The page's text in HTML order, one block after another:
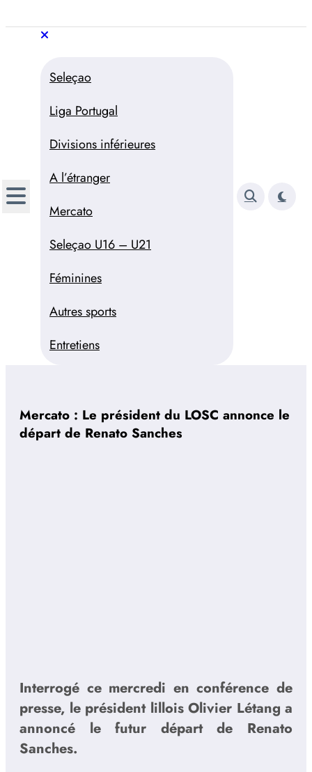
au
Trivela
L'actualité du football portugais
Seleçao
Liga Portugal
Divisions inférieures
A l’étranger
Mercato
Seleçao U16 – U21
Féminines
Autres sports
Entretiens
Mercato : Le président du LOSC annonce le
départ de Renato Sanches
Interrogé ce mercredi en conférence de
presse, le président lillois Olivier Létang a
annoncé le futur départ de Renato
Sanches.